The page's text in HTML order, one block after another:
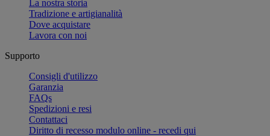
La nostra storia
Tradizione e artigianalità
Dove acquistare
Lavora con noi
Supporto
Consigli d'utilizzo
Garanzia
FAQs
Spedizioni e resi
Contattaci
Diritto di recesso modulo online - recedi qui